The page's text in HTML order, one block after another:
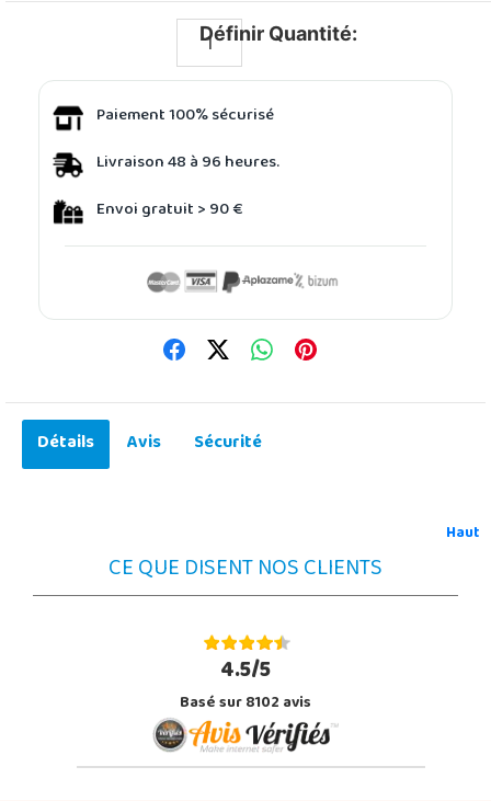
Définir Quantité:
Paiement 100% sécurisé
Livraison 48 à 96 heures.
Envoi gratuit > 90 €
Détails Avis Sécurité
Haut
CE QUE DISENT NOS CLIENTS
4.5/5
Basé sur 8102 avis